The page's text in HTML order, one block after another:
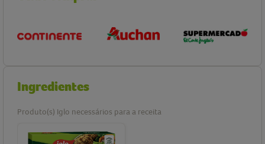
Ingredientes
Produto(s) Iglo necessários para a receita